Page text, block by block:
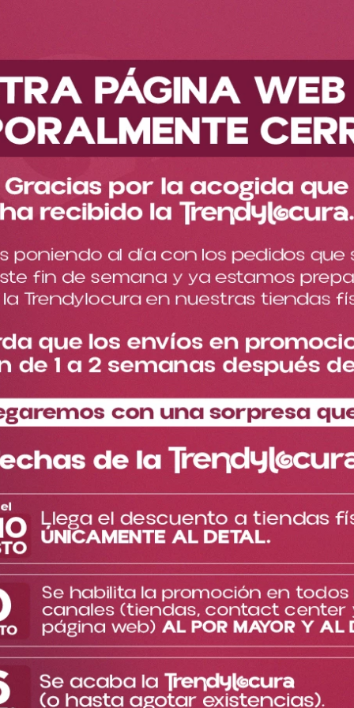
Accesorios
Más accesorios
Pin Marcianito Pizza DY2344
Pin Marcianito Pizza DY2344
Este pin de Marcianito Pizza te va a encantar porque combina
lo mejor del universo y la pizza en un diseño muy divertido y
coleccionable.
$12.000
Cantidad
Descripción del producto
Especificaciones del
producto
Pin Marcianito Pizza DY2344
Este pin de Marcianito Pizza te va a encantar porque combina lo
mejor del universo y la pizza en un diseño muy divertido y
coleccionable.
No más bolsos, prendas o accesorios aburridos, los pines más
Decora tus prendas o accesorios favoritos con estos hermosos
de Disney que más amas.
Puedes estar tranquilo pues su sistema de cierre permite un
ajuste firme, ligero y resistente.
La impresión y grabado es de alta calidad.
TE PUEDE INTERESAR
Cargando el resumen…